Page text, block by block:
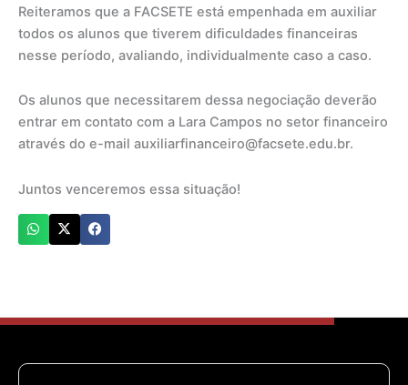
Reiteramos que a FACSETE está empenhada em auxiliar
todos os alunos que tiverem dificuldades financeiras
nesse período, avaliando, individualmente caso a caso.
Os alunos que necessitarem dessa negociação deverão
entrar em contato com a Lara Campos no setor financeiro
através do e-mail auxiliarfinanceiro@facsete.edu.br.
Juntos venceremos essa situação!